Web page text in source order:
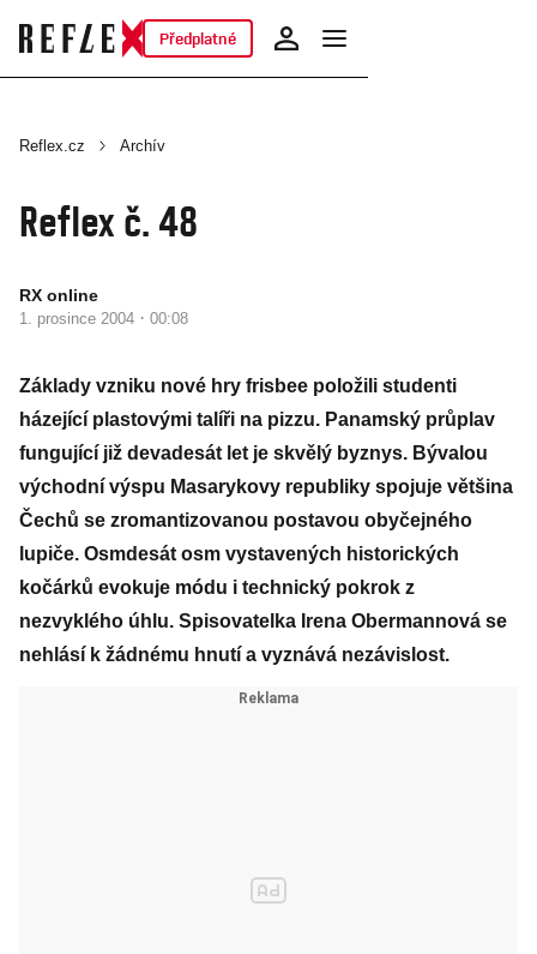
Předplatné
Reflex.cz Archív
Reflex č. 48
RX online
1. prosince 2004 · 00:08
Základy vzniku nové hry frisbee položili studenti
házející plastovými talíři na pizzu. Panamský průplav
fungující již devadesát let je skvělý byznys. Bývalou
východní výspu Masarykovy republiky spojuje většina
Čechů se zromantizovanou postavou obyčejného
lupiče. Osmdesát osm vystavených historických
kočárků evokuje módu i technický pokrok z
nezvyklého úhlu. Spisovatelka Irena Obermannová se
nehlásí k žádnému hnutí a vyznává nezávislost.